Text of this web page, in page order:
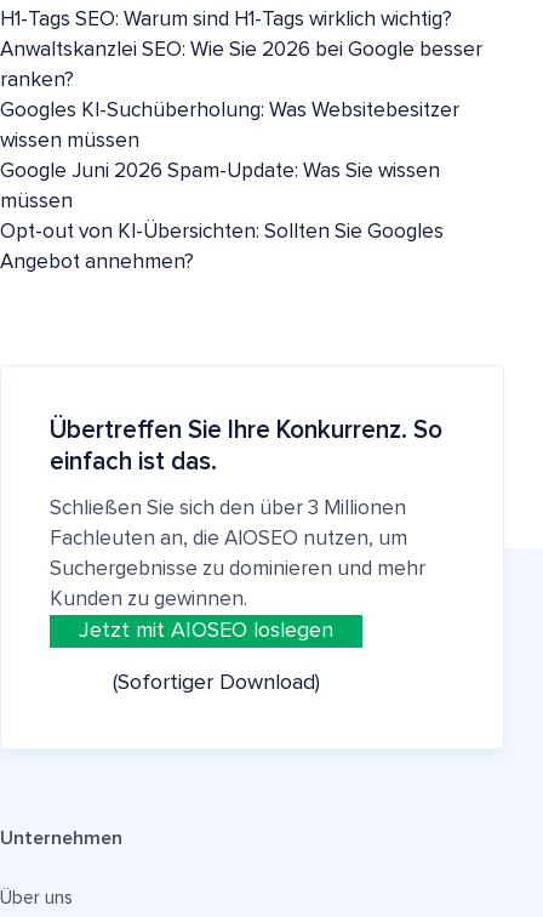
H1-Tags SEO: Warum sind H1-Tags wirklich wichtig?
Anwaltskanzlei SEO: Wie Sie 2026 bei Google besser
ranken?
Googles KI-Suchüberholung: Was Websitebesitzer
wissen müssen
Google Juni 2026 Spam-Update: Was Sie wissen
müssen
Opt-out von KI-Übersichten: Sollten Sie Googles
Angebot annehmen?
Übertreffen Sie Ihre Konkurrenz. So
einfach ist das.
Schließen Sie sich den über 3 Millionen
Fachleuten an, die AIOSEO nutzen, um
Suchergebnisse zu dominieren und mehr
Kunden zu gewinnen.
Jetzt mit AIOSEO loslegen
(Sofortiger Download)
Unternehmen
Über uns